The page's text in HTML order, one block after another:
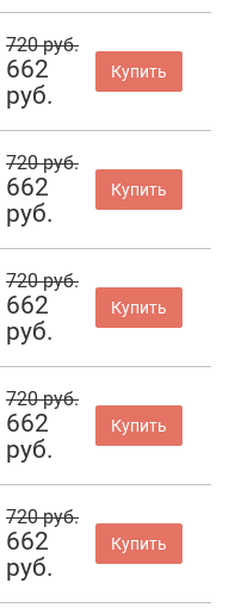
720 руб.
662
руб.
Купить
720 руб.
662
руб.
Купить
720 руб.
662
руб.
Купить
720 руб.
662
руб.
Купить
720 руб.
662
руб.
Купить